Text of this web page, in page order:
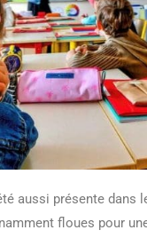
aussi présente
floues pour